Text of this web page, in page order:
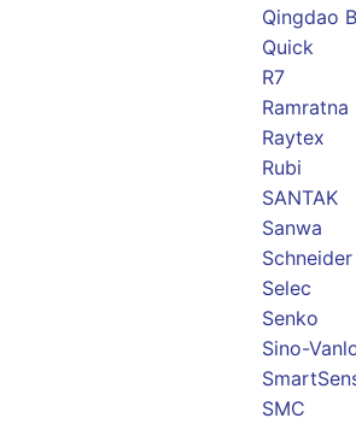
Qingdao
Quick
R7
Ramratna
Raytex
Rubi
SANTAK
Sanwa
Schneider
Selec
Senko
Sino-
SMC